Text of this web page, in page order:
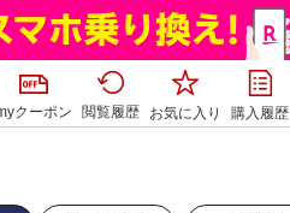
クーポン 閲覧履歴 お気に入り 購入履歴